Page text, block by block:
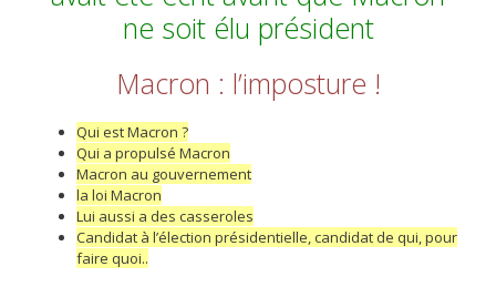
ne soit élu président
Macron : l’imposture !
Qui est Macron ?
Qui a propulsé Macron
Macron au gouvernement
la loi Macron
Lui aussi a des casseroles
Candidat à l’élection présidentielle, candidat de qui, pour
faire quoi..